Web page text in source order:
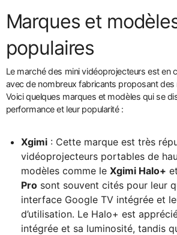
Marques et
populaires
Le marché des mini vidéoprojecteurs est en
avec de nombreux fabricants proposant des
Voici quelques marques et modèles qui se
performance et leur popularité :
Xgimi : Cette marque est très
vidéoprojecteurs portables de
modèles comme leXgimi Halo+
Pro sont souvent cités pour leur
interface Google TV intégrée et
d’utilisation. Le Halo+ est
intégrée et sa luminosité, tandis